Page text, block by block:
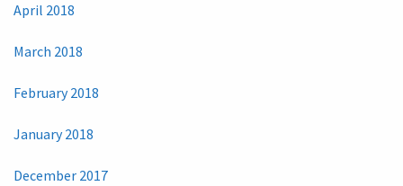
April 2018
March 2018
February 2018
January 2018
December 2017